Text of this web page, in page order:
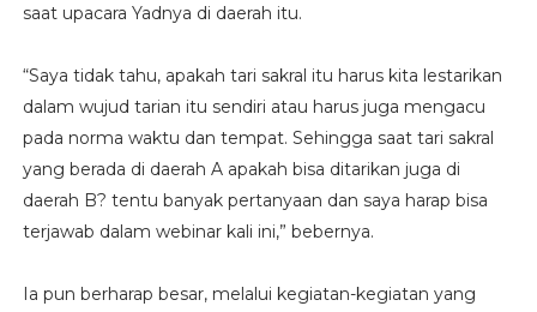
saat upacara Yadnya di daerah itu.
“Saya tidak tahu, apakah tari sakral itu harus kita lestarikan
dalam wujud tarian itu sendiri atau harus juga mengacu
pada norma waktu dan tempat. Sehingga saat tari sakral
yang berada di daerah A apakah bisa ditarikan juga di
daerah B? tentu banyak pertanyaan dan saya harap bisa
terjawab dalam webinar kali ini,” bebernya.
Ia pun berharap besar, melalui kegiatan-kegiatan yang